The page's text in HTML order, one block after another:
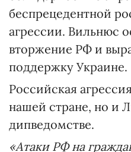
беспрецедентной
агрессии. Вильнюс
вторжение РФ и
поддержку Украине.
Российская
нашей стране, но и
дипведомстве.
«Атаки РФ на